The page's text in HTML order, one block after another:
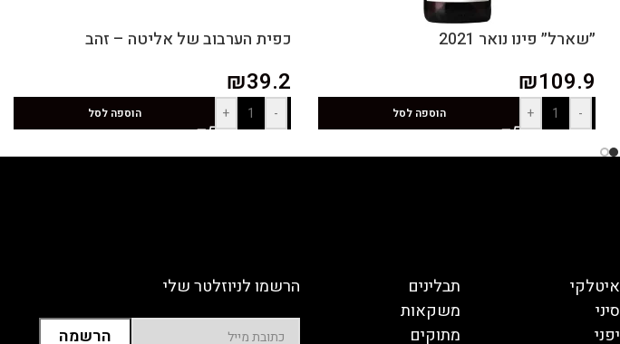
״שארל״ פינו נואר 2021
₪109.9
-
+ הוספה לסל
כפית הערבוב של אליטה – זהב
₪39.2
-
+ הוספה לסל
איטלקי
סיני
יפני
תבלינים
משקאות
מתוקים
הרשמו לניוזלטר שלי